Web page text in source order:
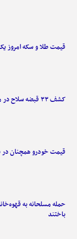
قیمت طلا و سکه امروز یکشنبه ۱۸
کشف ۳۳ قبضه سلاح در مرزهای آذربایجان غربی
قیمت خودرو همچنان در
باختند